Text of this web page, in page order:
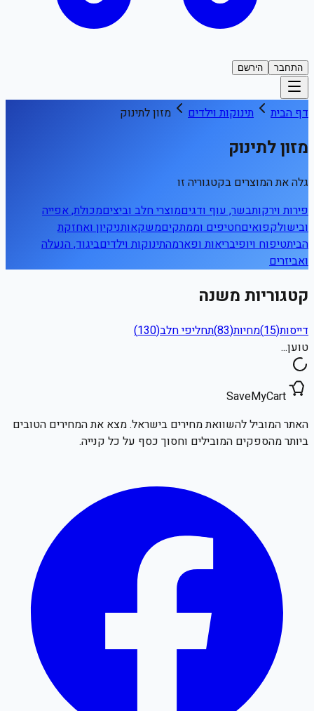
התחבר הירשם
דף הבית תינוקות וילדים מזון לתינוק
מזון לתינוק
גלה את המוצרים בקטגוריה זו
פירות וירקותבשר, עוף ודגיםמוצרי חלב וביציםמכולת, אפייה
ובישולקפואיםחטיפים וממתקיםמשקאותניקיון ואחזקת
הביתטיפוח ויופיבריאות ופארמהתינוקות וילדיםביגוד, הנעלה
ואביזרים
קטגוריות משנה
דייסות(
15
)מחיות(
83
)תחליפי חלב(
130
)
טוען...
SaveMyCart
האתר המוביל להשוואת מחירים בישראל. מצא את המחירים הטובים
ביותר מהספקים המובילים וחסוך כסף על כל קנייה.